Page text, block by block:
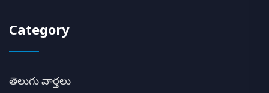
Category
తెలుగు వార్తలు